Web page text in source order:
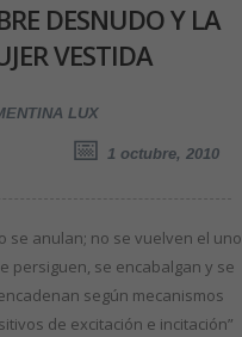
DESNUDO Y LA
VESTIDA
LUX
1 octubre, 2010
se anulan; no se vuelven el uno
persiguen, se encabalgan y se
según mecanismos
de excitación e incitación”